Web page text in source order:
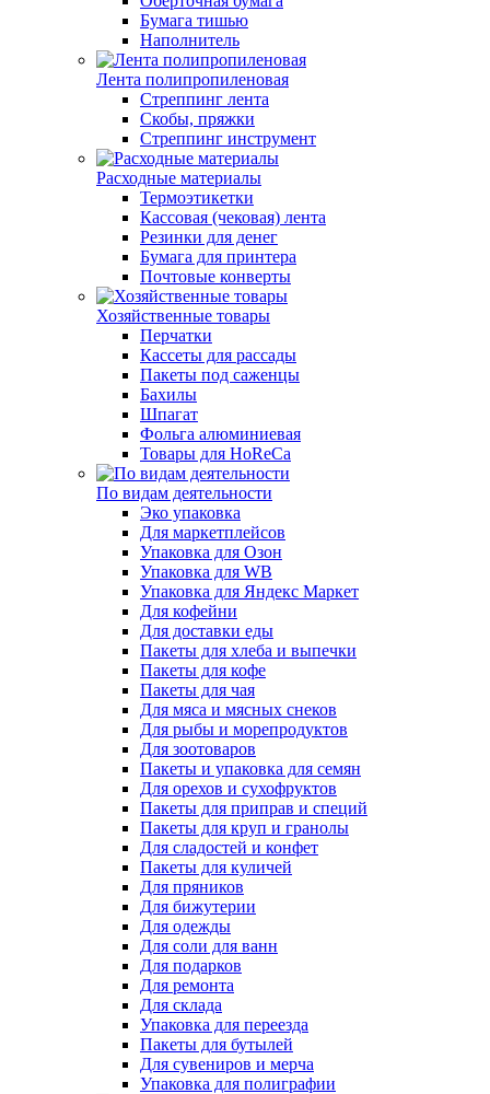
Бумага тишью
Наполнитель
Лента полипропиленовая
Стреппинг лента
Скобы, пряжки
Стреппинг инструмент
Расходные материалы
Термоэтикетки
Кассовая (чековая) лента
Резинки для денег
Бумага для принтера
Почтовые конверты
Хозяйственные товары
Перчатки
Кассеты для рассады
Пакеты под саженцы
Бахилы
Шпагат
Фольга алюминиевая
Товары для HoReCa
По видам деятельности
Эко упаковка
Для маркетплейсов
Упаковка для Озон
Упаковка для WB
Упаковка для Яндекс Маркет
Для кофейни
Для доставки еды
Пакеты для хлеба и выпечки
Пакеты для кофе
Пакеты для чая
Для мяса и мясных снеков
Для рыбы и морепродуктов
Для зоотоваров
Пакеты и упаковка для семян
Для орехов и сухофруктов
Пакеты для приправ и специй
Пакеты для круп и гранолы
Для сладостей и конфет
Пакеты для куличей
Для пряников
Для бижутерии
Для одежды
Для соли для ванн
Для подарков
Для ремонта
Для склада
Упаковка для переезда
Пакеты для бутылей
Для сувениров и мерча
Упаковка для полиграфии